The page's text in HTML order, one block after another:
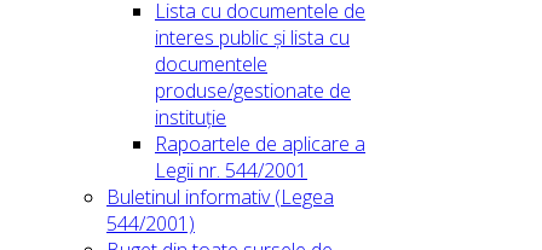
Lista cu documentele de
interes public și lista cu
documentele
produse/gestionate de
instituție
Rapoartele de aplicare a
Legii nr. 544/2001
Buletinul informativ (Legea
544/2001)